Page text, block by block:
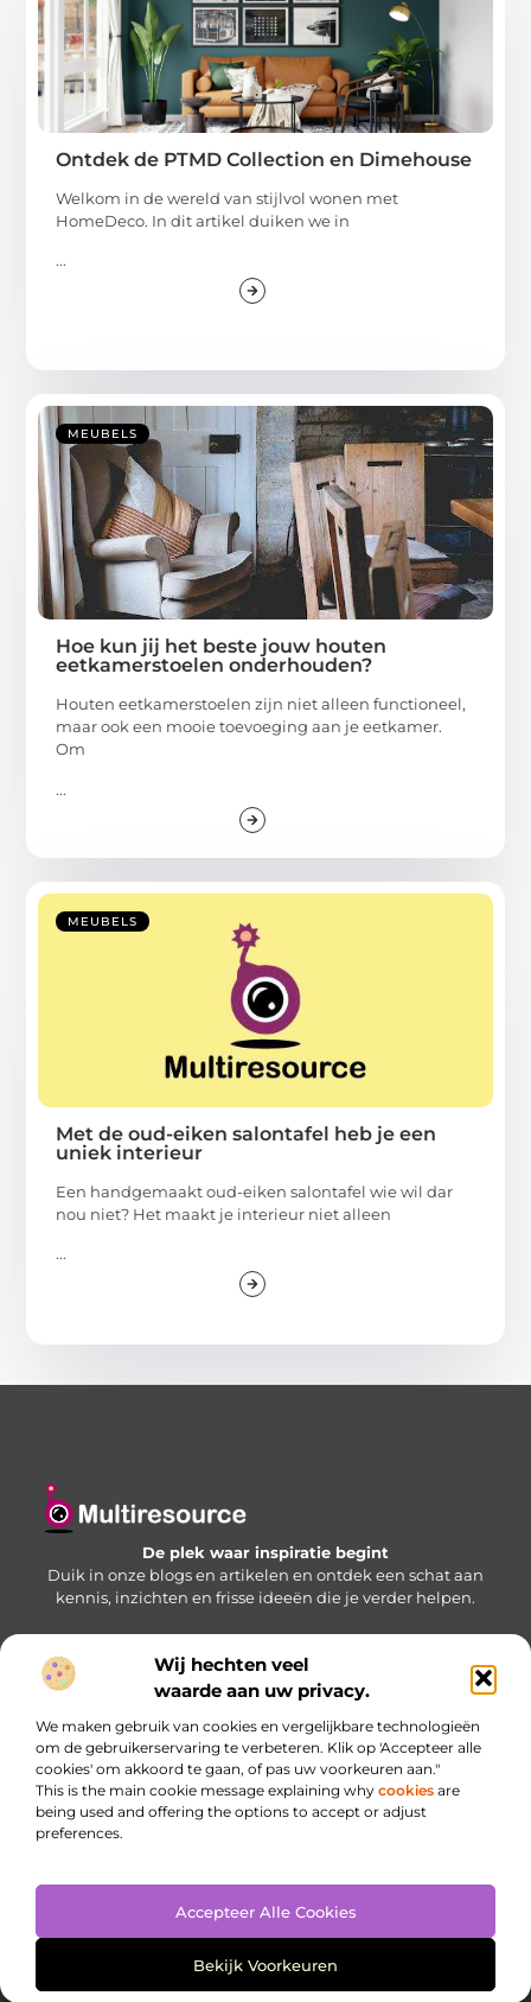
Wij hechten veel
waarde aan uw privacy.
We maken gebruik van cookies en vergelijkbare technologieën
om de gebruikerservaring te verbeteren. Klik op 'Accepteer alle
cookies' om akkoord te gaan, of pas uw voorkeuren aan."
This is the main cookie message explaining why cookies are
being used and offering the options to accept or adjust
preferences.
Accepteer Alle Cookies
Bekijk Voorkeuren
Ontdek de PTMD Collection en Dimehouse
Welkom in de wereld van stijlvol wonen met
HomeDeco. In dit artikel duiken we in
...
MEUBELS
Hoe kun jij het beste jouw houten
eetkamerstoelen onderhouden?
Houten eetkamerstoelen zijn niet alleen functioneel,
maar ook een mooie toevoeging aan je eetkamer.
Om
...
MEUBELS
Met de oud-eiken salontafel heb je een
uniek interieur
Een handgemaakt oud-eiken salontafel wie wil dar
nou niet? Het maakt je interieur niet alleen
...
De plek waar inspiratie begint
Duik in onze blogs en artikelen en ontdek een schat aan
kennis, inzichten en frisse ideeën die je verder helpen.
Bericht categorie
Onze informatie
Website index Cookiebeleid (EU)
@2025 www.multiresource.nl. All Right Reserved.